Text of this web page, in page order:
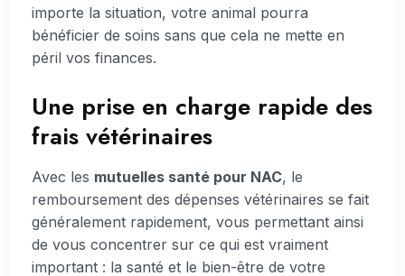
importe la situation, votre animal pourra
bénéficier de soins sans que cela ne mette en
péril vos finances.
Une prise en charge rapide des
frais vétérinaires
Avec les mutuelles santé pour NAC, le
remboursement des dépenses vétérinaires se fait
généralement rapidement, vous permettant ainsi
de vous concentrer sur ce qui est vraiment
important : la santé et le bien-être de votre